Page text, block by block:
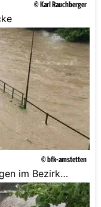
© Karl Rauchberger
© bfk-amstetten
im Bezirk